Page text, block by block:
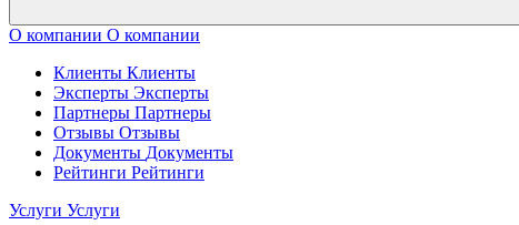
О компании О компании
Клиенты Клиенты
Эксперты Эксперты
Партнеры Партнеры
Отзывы Отзывы
Документы Документы
Рейтинги Рейтинги
Услуги Услуги